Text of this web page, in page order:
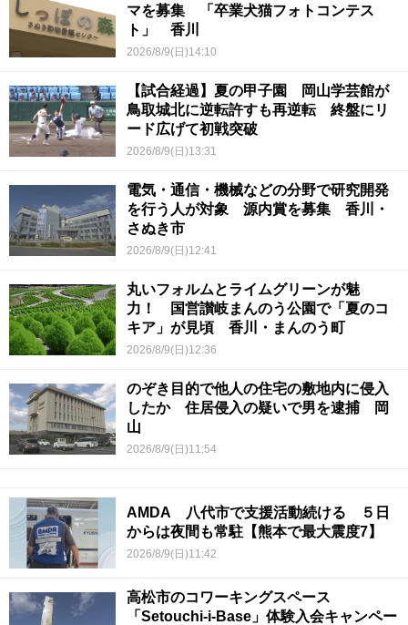
マを募集 「卒業犬猫フォトコンテス
ト」 香川
2026/8/9(日)14:10
【試合経過】夏の甲子園 岡山学芸館が
鳥取城北に逆転許すも再逆転 終盤にリ
ード広げて初戦突破
2026/8/9(日)13:31
電気・通信・機械などの分野で研究開発
を行う人が対象 源内賞を募集 香川・
さぬき市
2026/8/9(日)12:41
丸いフォルムとライムグリーンが魅
力！ 国営讃岐まんのう公園で「夏のコ
キア」が見頃 香川・まんのう町
2026/8/9(日)12:36
のぞき目的で他人の住宅の敷地内に侵入
したか 住居侵入の疑いで男を逮捕 岡
山
2026/8/9(日)11:54
AMDA 八代市で支援活動続ける ５日
からは夜間も常駐【熊本で最大震度7】
2026/8/9(日)11:42
高松市のコワーキングスペース
「Setouchi-i-Base」体験入会キャンペー